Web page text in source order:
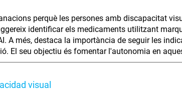
perquè les persones amb discapacitat
identificar els medicaments utilitzant
A més, destaca la importància de seguir les
El seu objectiu és fomentar l'autonomia en
visual